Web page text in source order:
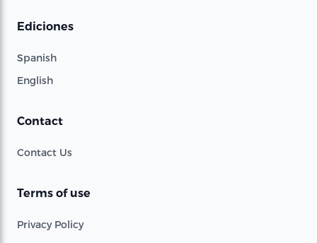
Ediciones
Spanish
English
Contact
Contact Us
Terms of use
Privacy Policy